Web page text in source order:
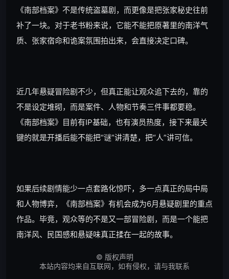
《南部档案》不是传统盗墓剧，而更像是把张家秘史往前
补了一块。对于老书粉来说，它能不能把原著里的南洋气
质、张家宿命和诡案氛围拍出来，会直接决定口碑。
近几年悬疑冒险剧不少，但真正能让观众追下去的，靠的
不是设定堆砌，而是案件、人物和节奏三件事都要稳。
《南部档案》目前有IP基础，也有演员热度，接下来最关
键的就是开播后能不能把“谜”讲清楚，把“人”讲可信。
如果后续剧情能少一点套路化惊吓，多一点真正的局中局
和人物博弈，《南部档案》有机会成为6月悬疑剧里的重点
作品。毕竟，观众等的不是又一部冒险剧，而是一个能把
南洋风、民国感和悬疑味真正揉在一起的故事。
© 版权声明
本站内容均来自互联网，如有侵权，请与我联系